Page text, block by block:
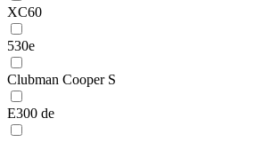
XC60
530e
Clubman Cooper S
E300 de